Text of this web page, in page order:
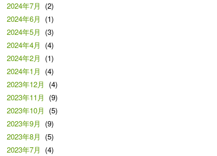
2024年7月
(2)
2024年6月
(1)
2024年5月
(3)
2024年4月
(4)
2024年2月
(1)
2024年1月
(4)
2023年12月
(4)
2023年11月
(9)
2023年10月
(5)
2023年9月
(9)
2023年8月
(5)
2023年7月
(4)